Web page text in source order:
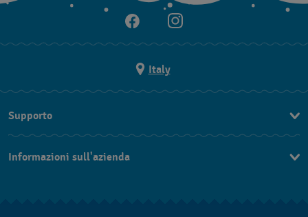
Italy
Supporto
Informazioni sull'azienda